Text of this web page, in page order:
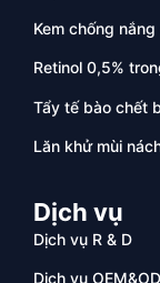
Kem chống
Retinol 0,5%
Tẩy tế bào chết
Lăn khử mùi
Dịch vụ
Dịch vụ R & D
Dịch vụ